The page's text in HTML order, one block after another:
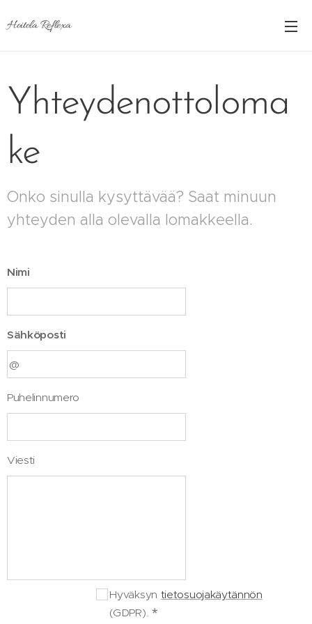
Hoitola Reflexa
Yhteydenottoloma
ke
Onko sinulla kysyttävää? Saat minuun
yhteyden alla olevalla lomakkeella.
Nimi
Sähköposti
Puhelinnumero
Viesti
Hyväksyn tietosuojakäytännön
(GDPR).